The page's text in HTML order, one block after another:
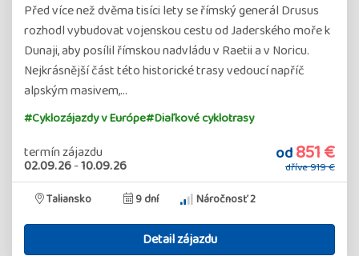
Před více než dvěma tisíci lety se římský generál Drusus
rozhodl vybudovat vojenskou cestu od Jaderského moře k
Dunaji, aby posílil římskou nadvládu v Raetii a v Noricu.
Nejkrásnější část této historické trasy vedoucí napříč
alpským masivem,…
#Cyklozájazdy v Európe#Diaľkové cyklotrasy
termín zájazdu
02.09.26-10.09.26 od851 €
dříve919 €
Taliansko 9 dní Náročnosť 2
Detail zájazdu